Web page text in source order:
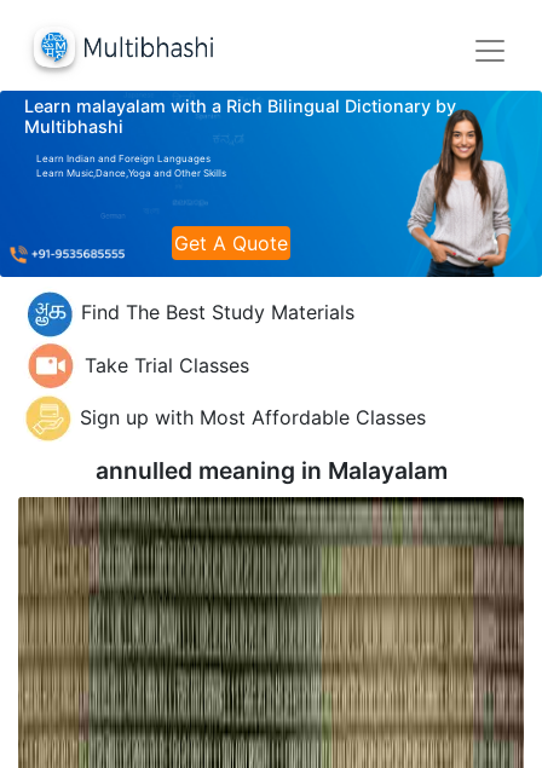
Learn malayalam with a Rich Bilingual Dictionary by
Multibhashi
Learn Indian and Foreign Languages
Learn Music,Dance,Yoga and Other Skills
Get A Quote
Find The Best Study Materials
Take Trial Classes
Sign up with Most Affordable Classes
annulled meaning in Malayalam